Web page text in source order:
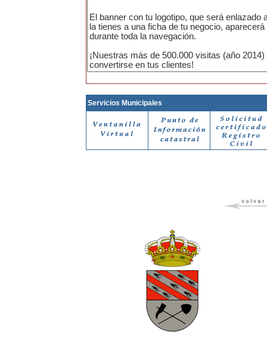
El banner con tu logotipo, que será enlazado
la tienes a una ficha de tu negocio,
durante toda la navegación.
¡Nuestras más de 500.000 visitas (año 2014)
convertirse en tus clientes!
Servicios Municipales